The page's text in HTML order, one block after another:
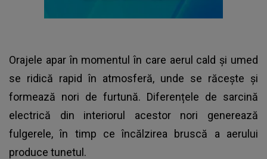
Orajele apar în momentul în care aerul cald și umed
se ridică rapid în atmosferă, unde se răcește și
formează nori de furtună. Diferențele de sarcină
electrică din interiorul acestor nori generează
fulgerele, în timp ce încălzirea bruscă a aerului
produce tunetul.